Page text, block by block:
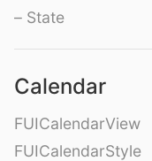
– State
Calendar
FUICalendarView
FUICalendarStyle